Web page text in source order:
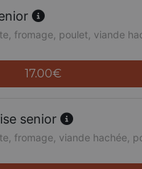
fromage, poulet, viande
17.00€
senior
fromage, viande hachée,